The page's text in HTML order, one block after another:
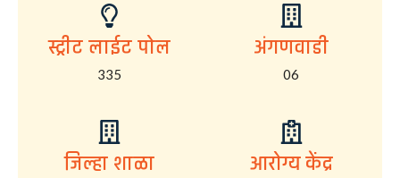
स्ट्रीट लाईट पोल
335
अंगणवाडी
06
जिल्हा शाळा आरोग्य केंद्र